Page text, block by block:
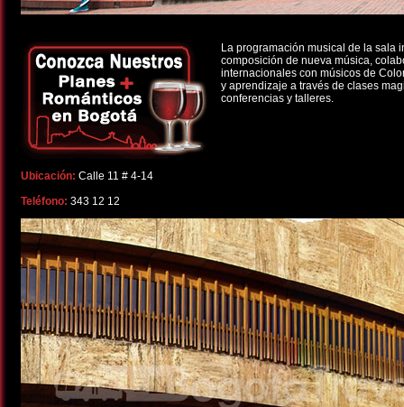
La programación musical de la sala
composición de nueva música,
internacionales con músicos de
y aprendizaje a través de clases
conferencias y talleres.
Ubicación: Calle 11 # 4-14
Teléfono: 343 12 12